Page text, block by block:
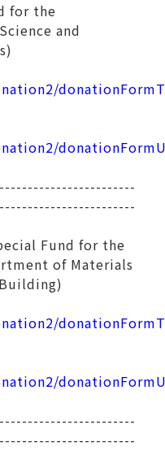
for the
and
Fund for the
of Materials